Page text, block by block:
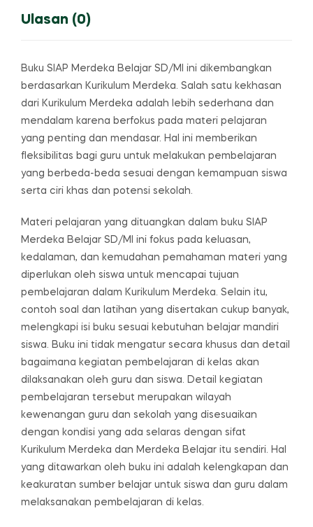
Ulasan (0)
Buku SIAP Merdeka Belajar SD/MI ini dikembangkan
berdasarkan Kurikulum Merdeka. Salah satu kekhasan
dari Kurikulum Merdeka adalah lebih sederhana dan
mendalam karena berfokus pada materi pelajaran
yang penting dan mendasar. Hal ini memberikan
fleksibilitas bagi guru untuk melakukan pembelajaran
yang berbeda-beda sesuai dengan kemampuan siswa
serta ciri khas dan potensi sekolah.
Materi pelajaran yang dituangkan dalam buku SIAP
Merdeka Belajar SD/MI ini fokus pada keluasan,
kedalaman, dan kemudahan pemahaman materi yang
diperlukan oleh siswa untuk mencapai tujuan
pembelajaran dalam Kurikulum Merdeka. Selain itu,
contoh soal dan latihan yang disertakan cukup banyak,
melengkapi isi buku sesuai kebutuhan belajar mandiri
siswa. Buku ini tidak mengatur secara khusus dan detail
bagaimana kegiatan pembelajaran di kelas akan
dilaksanakan oleh guru dan siswa. Detail kegiatan
pembelajaran tersebut merupakan wilayah
kewenangan guru dan sekolah yang disesuaikan
dengan kondisi yang ada selaras dengan sifat
Kurikulum Merdeka dan Merdeka Belajar itu sendiri. Hal
yang ditawarkan oleh buku ini adalah kelengkapan dan
keakuratan sumber belajar untuk siswa dan guru dalam
melaksanakan pembelajaran di kelas.